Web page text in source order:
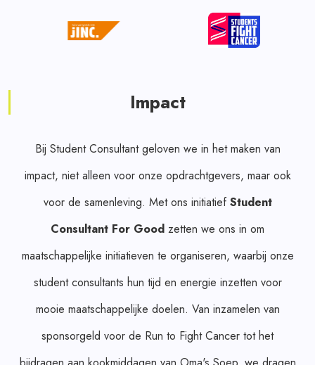
Impact
Bij Student Consultant geloven we in het maken van
impact, niet alleen voor onze opdrachtgevers, maar ook
voor de samenleving. Met ons initiatiefStudent
Consultant For Good zetten we ons in om
maatschappelijke initiatieven te organiseren, waarbij onze
student consultants hun tijd en energie inzetten voor
mooie maatschappelijke doelen. Van inzamelen van
sponsorgeld voor de Run to Fight Cancer tot het